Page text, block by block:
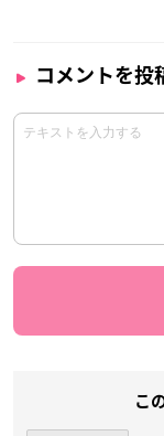
コメントを投
こ